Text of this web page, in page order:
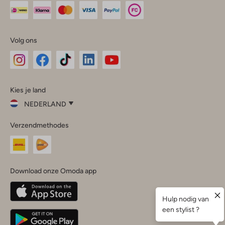
Volg ons
InstagramFacebook
Kies je land
NEDERLAND
je
land
Nederland
Belgique(Français)
Deutschland
Verzendmethodes
Download onze Omoda app